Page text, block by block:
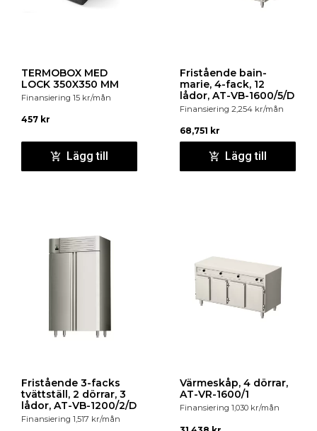
TERMOBOX MED
LOCK 350X350 MM
Finansiering 15 kr/mån
457 kr
Lägg till
Fristående bain-
marie, 4-fack, 12
lådor, AT-VB-1600/5/D
Finansiering 2,254 kr/mån
68,751 kr
Lägg till
Fristående 3-facks
tvättställ, 2 dörrar, 3
lådor, AT-VB-1200/2/D
Finansiering 1,517 kr/mån
Värmeskåp, 4 dörrar,
AT-VR-1600/1
Finansiering 1,030 kr/mån